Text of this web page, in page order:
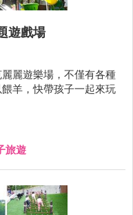
遊戲場
麗遊樂場，不僅有各種
羊，快帶孩子一起來玩
旅遊